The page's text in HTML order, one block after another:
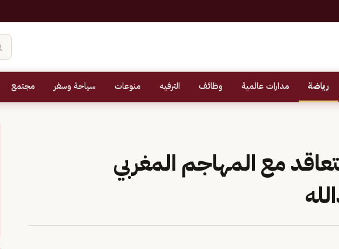
رياضة مدارات عالمية وظائف الترفيه منوعات سياحة وسفر مجتمع
مع المهاجم المغربي